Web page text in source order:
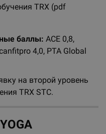
TRX (pdf
баллы: ACE 0,8,
4,0, PTA Global
на второй уровень
TRX STC.